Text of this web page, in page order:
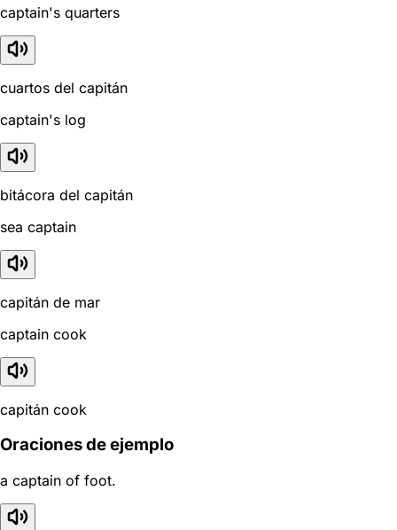
captain's quarters
cuartos del capitán
captain's log
bitácora del capitán
sea captain
capitán de mar
captain cook
capitán cook
Oraciones de ejemplo
a captain of foot.